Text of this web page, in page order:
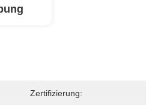
Zertifizierung: